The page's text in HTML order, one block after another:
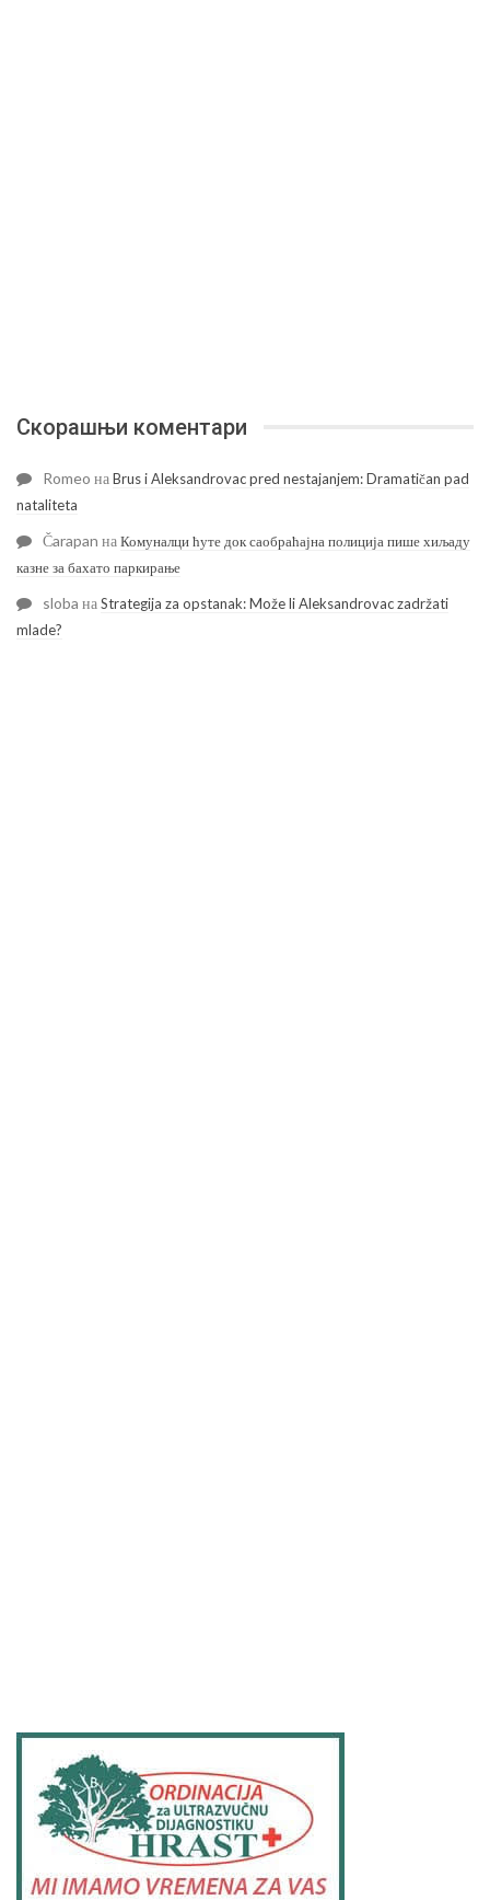
Скорашњи коментари
Romeo наBrus i Aleksandrovac pred nestajanjem: Dramatičan pad
nataliteta
Čarapan наКомуналци ћуте док саобраћајна полиција пише хиљаду
казне за бахато паркирање
sloba наStrategija za opstanak: Može li Aleksandrovac zadržati
mlade?